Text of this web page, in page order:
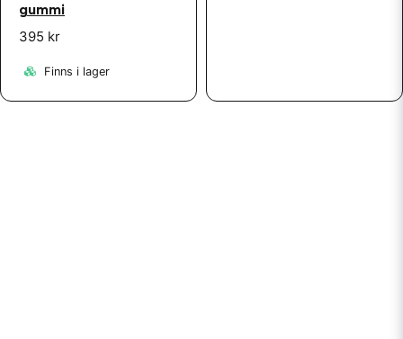
gummi
395 kr
Finns i lager